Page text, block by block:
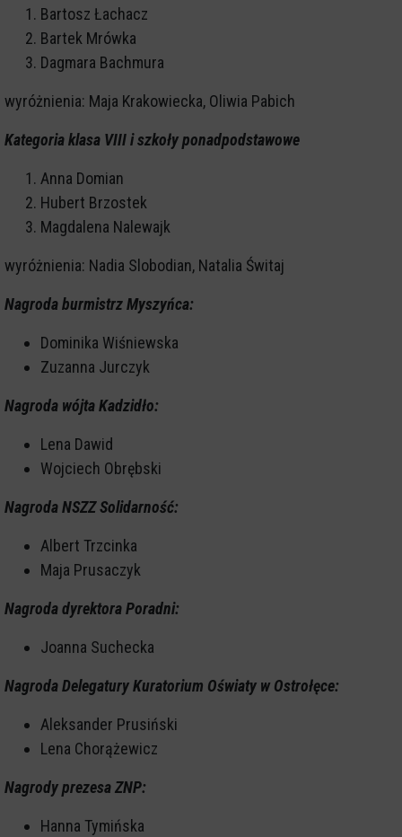
Bartosz Łachacz
Bartek Mrówka
Dagmara Bachmura
wyróżnienia: Maja Krakowiecka, Oliwia Pabich
Kategoria klasa VIII i szkoły ponadpodstawowe
Anna Domian
Hubert Brzostek
Magdalena Nalewajk
wyróżnienia: Nadia Slobodian, Natalia Świtaj
Nagroda burmistrz Myszyńca:
Dominika Wiśniewska
Zuzanna Jurczyk
Nagroda wójta Kadzidło:
Lena Dawid
Wojciech Obrębski
Nagroda NSZZ Solidarność:
Albert Trzcinka
Maja Prusaczyk
Nagroda dyrektora Poradni:
Joanna Suchecka
Nagroda Delegatury Kuratorium Oświaty w Ostrołęce:
Aleksander Prusiński
Lena Chorążewicz
Nagrody prezesa ZNP:
Hanna Tymińska